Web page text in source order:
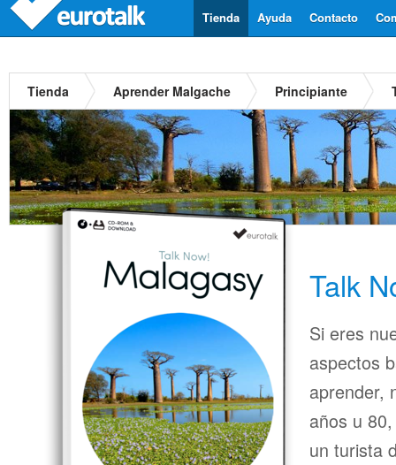
Contacto
Ayuda
Tienda
Tienda Aprender Malgache Principiante
Talk
Si eres
aspectos
aprender,
años u
un turista